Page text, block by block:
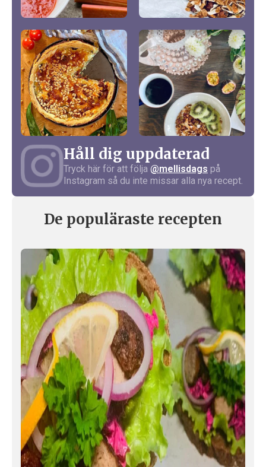
Håll dig uppdaterad
Tryck här för att följa @mellisdags på
Instagram så du inte missar alla nya recept.
De populäraste recepten